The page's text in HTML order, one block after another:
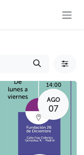
AGO
07